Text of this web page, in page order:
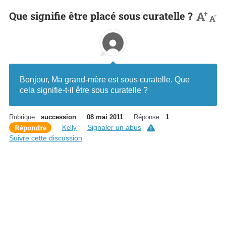
Que signifie être placé sous curatelle ? A+A-
Bonjour, Ma grand-mère est sous curatelle. Que
cela signifie-t-il être sous curatelle ?
Rubrique : succession 08 mai 2011 Réponse : 1
Répondre Kelly
Signaler un abus
Suivre cette discussion